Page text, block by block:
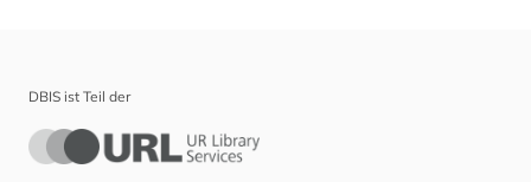
ernährung (7)
DBIS ist Teil der